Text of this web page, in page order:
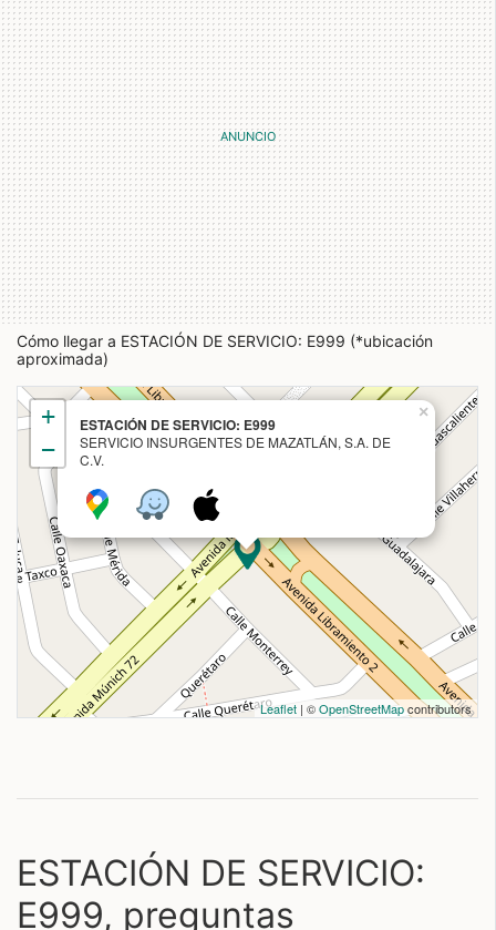
Cómo llegar a ESTACIÓN DE SERVICIO: E999 (*ubicación
aproximada)
ESTACIÓN DE SERVICIO: E999
SERVICIO INSURGENTES DE MAZATLÁN, S.A. DE
C.V.
×
+
−
Leaflet | ©OpenStreetMapcontributors
ESTACIÓN DE SERVICIO:
E999, preguntas